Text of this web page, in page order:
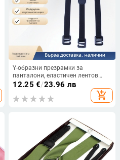
Y-образни презрамки за
панталони, еластичен лентов
материал и пластмасова кука,
регулируема дължина, унисекс за
12.25 €/23.96 лв
add_shopping_cart